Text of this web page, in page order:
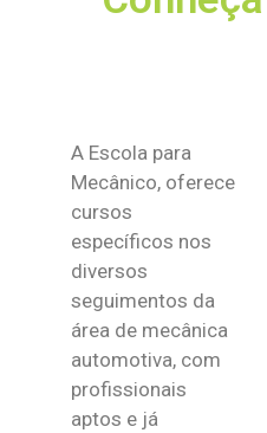
A Escola para
Mecânico, oferece
cursos
específicos nos
diversos
seguimentos da
área de mecânica
automotiva, com
profissionais
aptos e já